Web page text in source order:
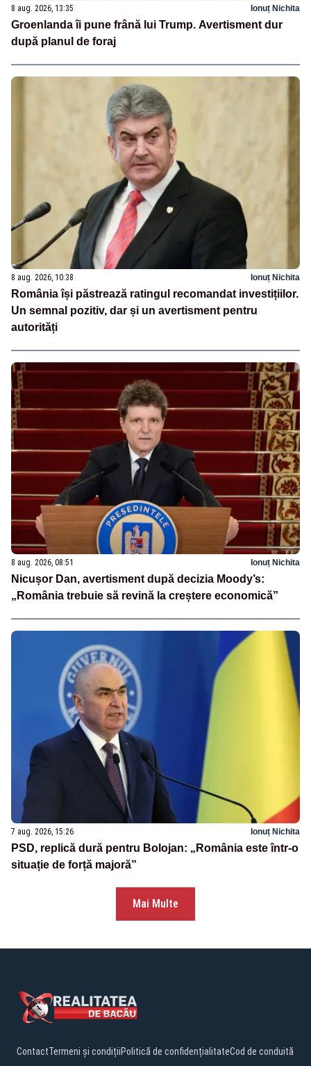
8 aug. 2026, 13:35 Ionuț Nichita
Groenlanda îi pune frână lui Trump. Avertisment dur
după planul de foraj
8 aug. 2026, 10:38 Ionuț Nichita
România își păstrează ratingul recomandat investițiilor.
Un semnal pozitiv, dar și un avertisment pentru
autorități
8 aug. 2026, 08:51 Ionuț Nichita
Nicușor Dan, avertisment după decizia Moody’s:
„România trebuie să revină la creștere economică”
7 aug. 2026, 15:26 Ionuț Nichita
PSD, replică dură pentru Bolojan: „România este într-o
situație de forță majoră”
Mai Multe
ContactTermeni și condițiiPolitică de confidențialitateCod de conduită